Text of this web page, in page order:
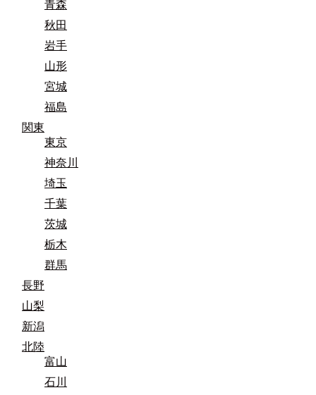
青森
秋田
岩手
山形
宮城
福島
関東
東京
神奈川
埼玉
千葉
茨城
栃木
群馬
長野
山梨
新潟
北陸
富山
石川